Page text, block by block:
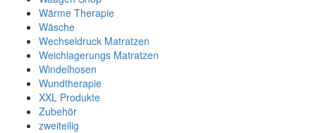
Wärme Therapie
Wäsche
Wechseldruck Matratzen
Weichlagerungs Matratzen
Windelhosen
Wundtherapie
XXL Produkte
Zubehör
zweiteilig